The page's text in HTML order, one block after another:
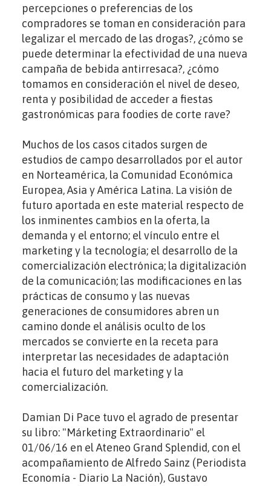
percepciones o preferencias de los
compradores se toman en consideración para
legalizar el mercado de las drogas?, ¿cómo se
puede determinar la efectividad de una nueva
campaña de bebida antirresaca?, ¿cómo
tomamos en consideración el nivel de deseo,
renta y posibilidad de acceder a fiestas
gastronómicas para foodies de corte rave?
Muchos de los casos citados surgen de
estudios de campo desarrollados por el autor
en Norteamérica, la Comunidad Económica
Europea, Asia y América Latina. La visión de
futuro aportada en este material respecto de
los inminentes cambios en la oferta, la
demanda y el entorno; el vínculo entre el
marketing y la tecnología; el desarrollo de la
comercialización electrónica; la digitalización
de la comunicación; las modificaciones en las
prácticas de consumo y las nuevas
generaciones de consumidores abren un
camino donde el análisis oculto de los
mercados se convierte en la receta para
interpretar las necesidades de adaptación
hacia el futuro del marketing y la
comercialización.
Damian Di Pace tuvo el agrado de presentar
su libro: "Márketing Extraordinario" el
01/06/16 en el Ateneo Grand Splendid, con el
acompañamiento de Alfredo Sainz (Periodista
Economía - Diario La Nación), Gustavo